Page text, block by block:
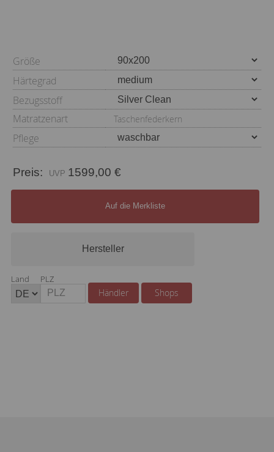
Größe
Härtegrad
Bezugsstoff
Matratzenart
Taschenfederkern
Pflege
Preis: 1599,00 €
Auf die Merkliste
Hersteller
Land PLZ
Händler Shops